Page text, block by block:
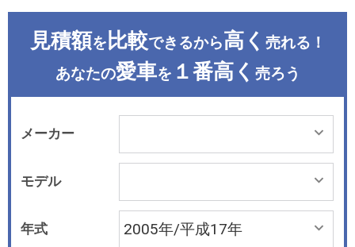
見積額を 比較できるから高く 売れる！
あなたの愛車を １番高く 売ろう
メーカー
モデル
年式